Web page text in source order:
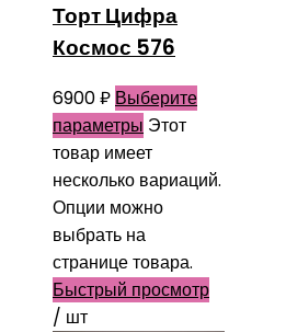
Торт Цифра
Космос 576
6900₽ Выберите
параметры Этот
товар имеет
несколько вариаций.
Опции можно
выбрать на
странице товара.
Быстрый просмотр
/ шт